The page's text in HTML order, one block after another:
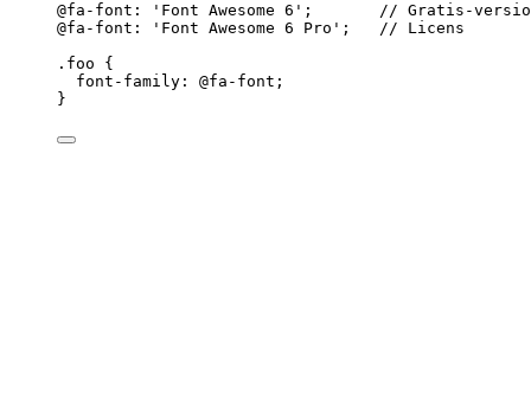
@fa-font : ' Font Awesome 6 ' ; // Gratis-
@fa-font : ' Font Awesome 6 Pro ' ; // Licens
.foo
{
font-family: @fa-font ;
}